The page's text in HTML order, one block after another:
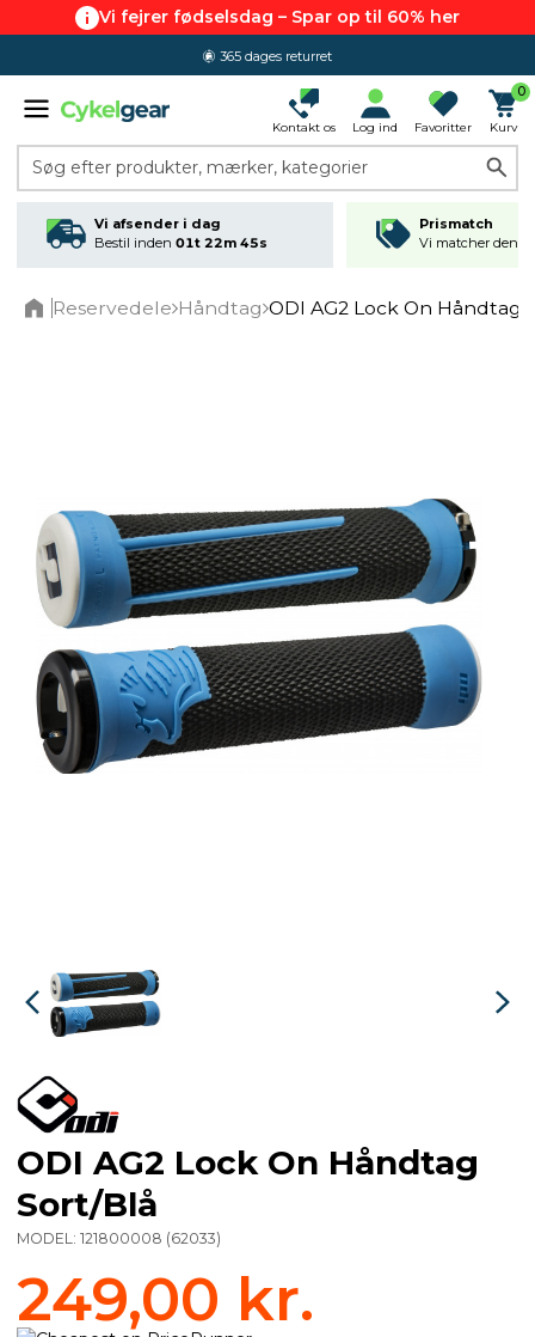
Vi fejrer fødselsdag – Spar op til 60% her
365 dages returret
Kontakt os Log ind Favoritter
0
Kurv
Søg efter produkter, mærker, kategorier
Vi afsender i dag
Bestil inden 01t 22m 45s
Prismatch
Vi matcher den
Reservedele Håndtag ODI AG2 Lock On Håndtag
ODI AG2 Lock On Håndtag
Sort/Blå
MODEL: 121800008 (62033)
249,00 kr.